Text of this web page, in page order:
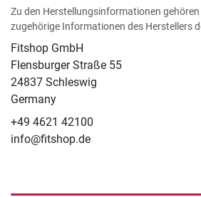
Zu den Herstellungsinformationen gehören
zugehörige Informationen des Herstellers
Fitshop GmbH
Flensburger Straße 55
24837 Schleswig
Germany
+49 4621 42100
info@fitshop.de